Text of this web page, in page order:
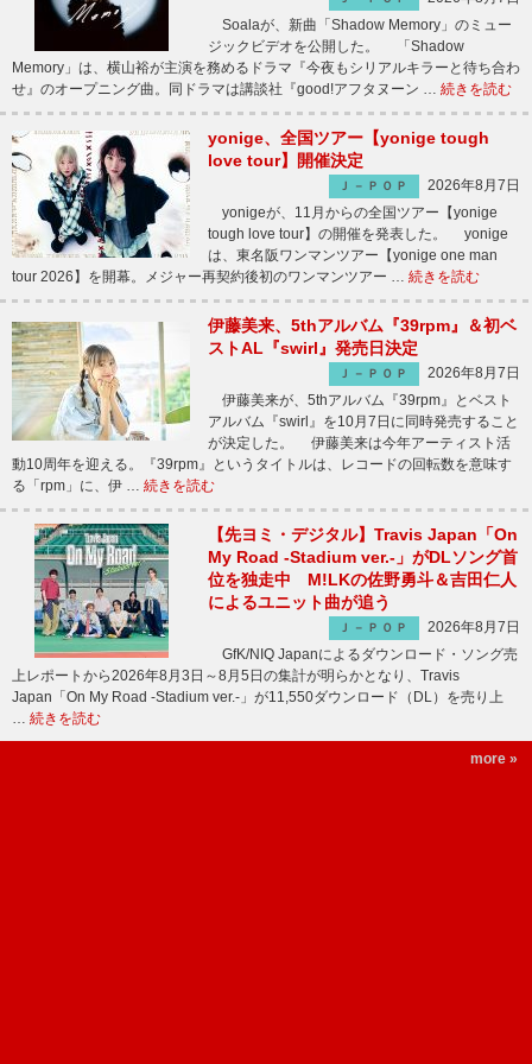
Soalaが、新曲「Shadow Memory」のミュー
ジックビデオを公開した。 「Shadow
Memory」は、横山裕が主演を務めるドラマ『今夜もシリアルキラーと待ち合わ
せ』のオープニング曲。同ドラマは講談社『good!アフタヌーン … 続きを読む
yonige、全国ツアー【yonige tough
love tour】開催決定
Ｊ－ＰＯＰ
2026年8月7日
yonigeが、11月からの全国ツアー【yonige
tough love tour】の開催を発表した。 yonige
は、東名阪ワンマンツアー【yonige one man
tour 2026】を開幕。メジャー再契約後初のワンマンツアー … 続きを読む
伊藤美来、5thアルバム『39rpm』＆初ベ
ストAL『swirl』発売日決定
Ｊ－ＰＯＰ
2026年8月7日
伊藤美来が、5thアルバム『39rpm』とベスト
アルバム『swirl』を10月7日に同時発売すること
が決定した。 伊藤美来は今年アーティスト活
動10周年を迎える。『39rpm』というタイトルは、レコードの回転数を意味す
る「rpm」に、伊 … 続きを読む
【先ヨミ・デジタル】Travis Japan「On
My Road -Stadium ver.-」がDLソング首
位を独走中 M!LKの佐野勇斗＆吉田仁人
によるユニット曲が追う
Ｊ－ＰＯＰ
2026年8月7日
GfK/NIQ Japanによるダウンロード・ソング売
上レポートから2026年8月3日～8月5日の集計が明らかとなり、Travis
Japan「On My Road -Stadium ver.-」が11,550ダウンロード（DL）を売り上
… 続きを読む
more »